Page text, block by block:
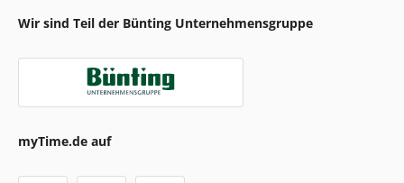
Wir sind Teil der Bünting Unternehmensgruppe
myTime.de auf